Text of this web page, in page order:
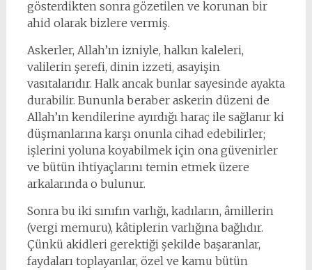
gösterdikten sonra gözetilen ve korunan bir
ahid olarak bizlere vermiş.
Askerler, Allah’ın izniyle, halkın kaleleri,
valilerin şerefi, dinin izzeti, asayişin
vasıtalarıdır. Halk ancak bunlar sayesinde ayakta
durabilir. Bununla beraber askerin düzeni de
Allah’ın kendilerine ayırdığı haraç ile sağlanır ki
düşmanlarına karşı onunla cihad edebilirler;
işlerini yoluna koyabilmek için ona güvenirler
ve bütün ihtiyaçlarını temin etmek üzere
arkalarında o bulunur.
Sonra bu iki sınıfın varlığı, kadıların, âmillerin
(vergi memuru), kâtiplerin varlığına bağlıdır.
Çünkü akidleri gerektiği şekilde başaranlar,
faydaları toplayanlar, özel ve kamu bütün